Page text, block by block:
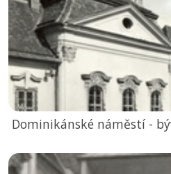
Dominikánské náměstí -